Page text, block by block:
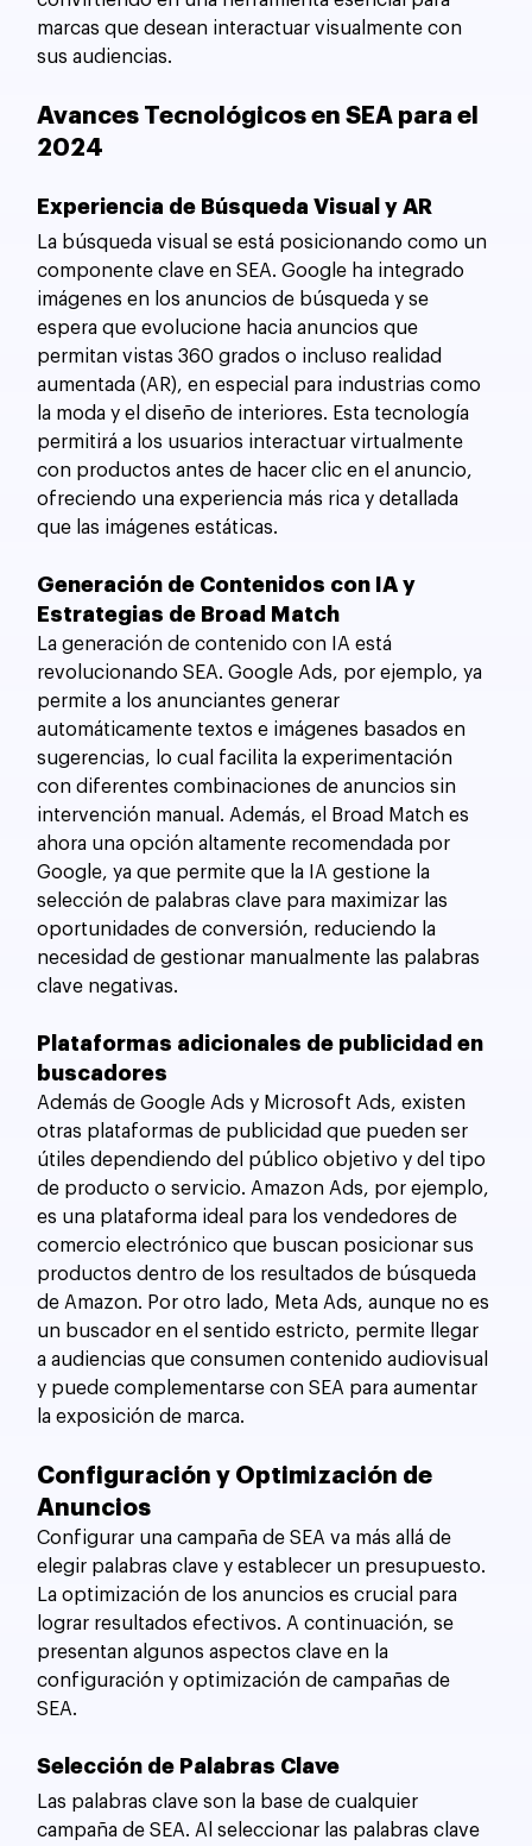
marcas que desean interactuar visualmente con
sus audiencias.
Avances Tecnológicos en SEA para el
2024
Experiencia de Búsqueda Visual y AR
La búsqueda visual se está posicionando como un
componente clave en SEA. Google ha integrado
imágenes en los anuncios de búsqueda y se
espera que evolucione hacia anuncios que
permitan vistas 360 grados o incluso realidad
aumentada (AR), en especial para industrias como
la moda y el diseño de interiores. Esta tecnología
permitirá a los usuarios interactuar virtualmente
con productos antes de hacer clic en el anuncio,
ofreciendo una experiencia más rica y detallada
que las imágenes estáticas.
Generación de Contenidos con IA y
Estrategias de Broad Match
La generación de contenido con IA está
revolucionando SEA. Google Ads, por ejemplo, ya
permite a los anunciantes generar
automáticamente textos e imágenes basados en
sugerencias, lo cual facilita la experimentación
con diferentes combinaciones de anuncios sin
intervención manual. Además, el Broad Match es
ahora una opción altamente recomendada por
Google, ya que permite que la IA gestione la
selección de palabras clave para maximizar las
oportunidades de conversión, reduciendo la
necesidad de gestionar manualmente las palabras
clave negativas.
Plataformas adicionales de publicidad en
buscadores
Además de Google Ads y Microsoft Ads, existen
otras plataformas de publicidad que pueden ser
útiles dependiendo del público objetivo y del tipo
de producto o servicio. Amazon Ads, por ejemplo,
es una plataforma ideal para los vendedores de
comercio electrónico que buscan posicionar sus
productos dentro de los resultados de búsqueda
de Amazon. Por otro lado, Meta Ads, aunque no es
un buscador en el sentido estricto, permite llegar
a audiencias que consumen contenido audiovisual
y puede complementarse con SEA para aumentar
la exposición de marca.
Configuración y Optimización de
Anuncios
Configurar una campaña de SEA va más allá de
elegir palabras clave y establecer un presupuesto.
La optimización de los anuncios es crucial para
lograr resultados efectivos. A continuación, se
presentan algunos aspectos clave en la
configuración y optimización de campañas de
SEA.
Selección de Palabras Clave
Las palabras clave son la base de cualquier
campaña de SEA. Al seleccionar las palabras clave